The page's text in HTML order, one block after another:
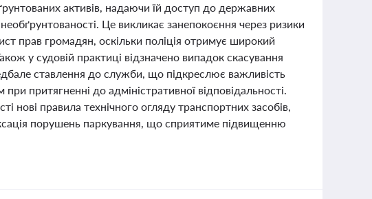
активів, надаючи їй доступ до державних
Це викликає занепокоєння через ризики
прав громадян, оскільки поліція отримує широкий
у судовій практиці відзначено випадок скасування
ставлення до служби, що підкреслює важливість
притягненні до адміністративної відповідальності.
нові правила технічного огляду транспортних засобів,
порушень паркування, що сприятиме підвищенню